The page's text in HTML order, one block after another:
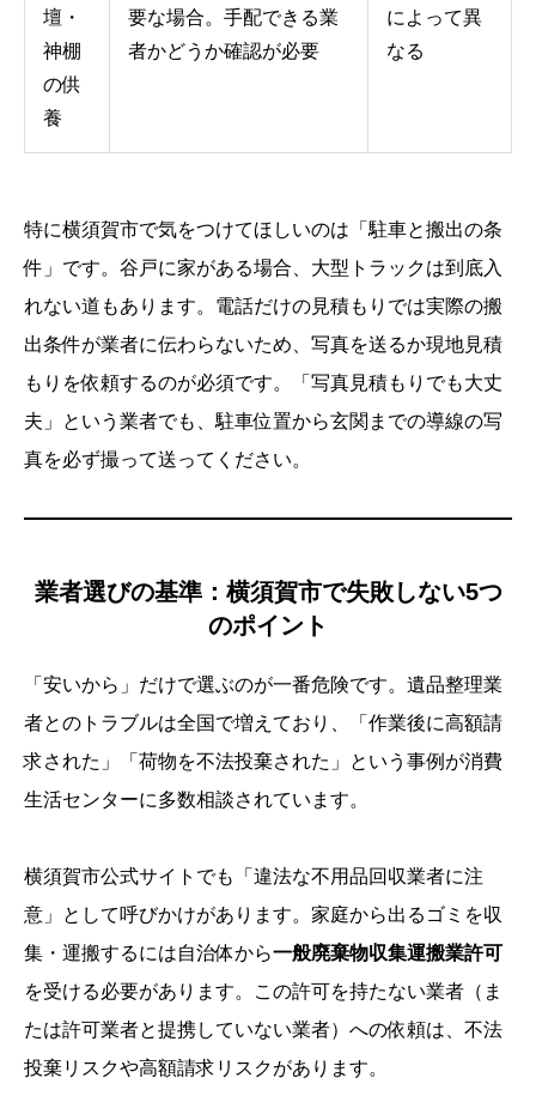
壇・
神棚
の供
養
要な場合。手配できる業
者かどうか確認が必要
によって異
なる
特に横須賀市で気をつけてほしいのは「駐車と搬出の条
件」です。谷戸に家がある場合、大型トラックは到底入
れない道もあります。電話だけの見積もりでは実際の搬
出条件が業者に伝わらないため、写真を送るか現地見積
もりを依頼するのが必須です。「写真見積もりでも大丈
夫」という業者でも、駐車位置から玄関までの導線の写
真を必ず撮って送ってください。
業者選びの基準：横須賀市で失敗しない5つ
のポイント
「安いから」だけで選ぶのが一番危険です。遺品整理業
者とのトラブルは全国で増えており、「作業後に高額請
求された」「荷物を不法投棄された」という事例が消費
生活センターに多数相談されています。
横須賀市公式サイトでも「違法な不用品回収業者に注
意」として呼びかけがあります。家庭から出るゴミを収
集・運搬するには自治体から一般廃棄物収集運搬業許可
を受ける必要があります。この許可を持たない業者（ま
たは許可業者と提携していない業者）への依頼は、不法
投棄リスクや高額請求リスクがあります。